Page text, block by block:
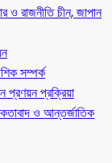
ও রাজনীতি চীন, জাপান
সম্পর্ক
প্রণয়ন প্রক্রিয়া
ও আন্তর্জাতিক